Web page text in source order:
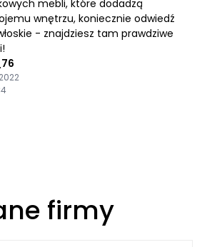
mebli, które dodadzą
wnętrzu, koniecznie odwiedź
- znajdziesz tam prawdziwe
firmy